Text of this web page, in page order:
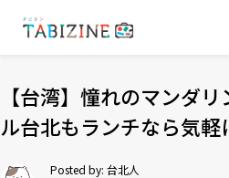
【台湾】憧れのマンダ
ル台北もランチなら気軽
Posted by: 台北人